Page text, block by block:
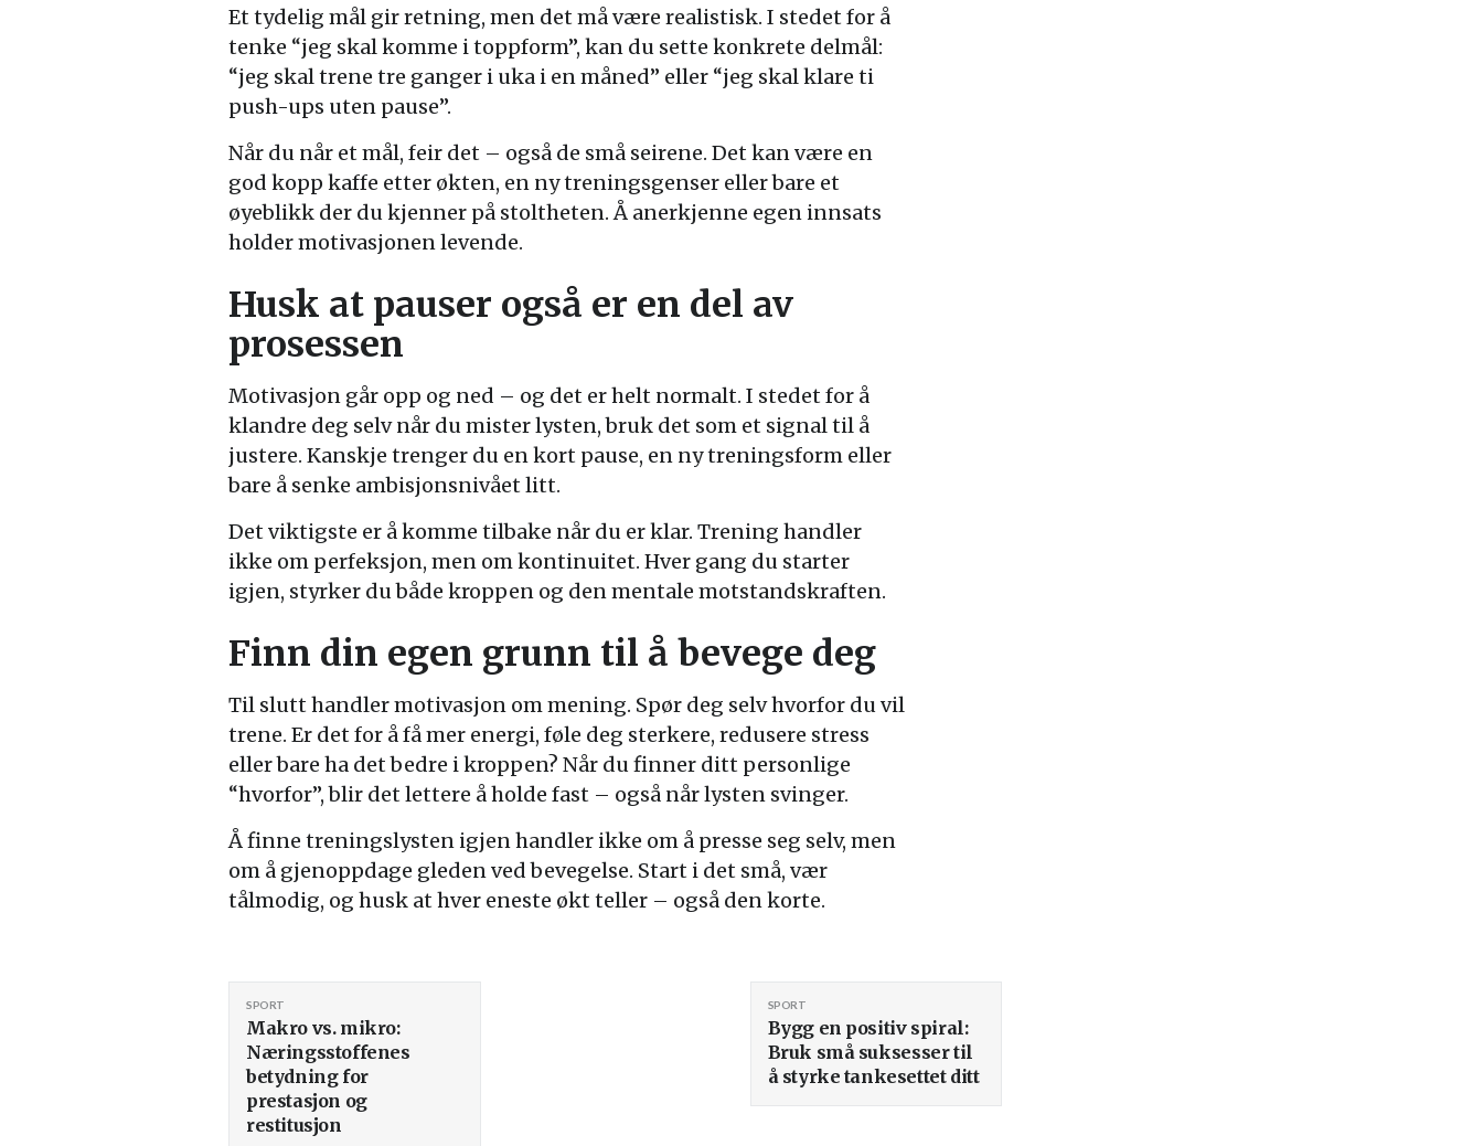
Et tydelig mål gir retning, men det må være realistisk. I stedet for å
tenke “jeg skal komme i toppform”, kan du sette konkrete delmål:
“jeg skal trene tre ganger i uka i en måned” eller “jeg skal klare ti
push-ups uten pause”.
Når du når et mål, feir det – også de små seirene. Det kan være en
god kopp kaffe etter økten, en ny treningsgenser eller bare et
øyeblikk der du kjenner på stoltheten. Å anerkjenne egen innsats
holder motivasjonen levende.
Husk at pauser også er en del av
prosessen
Motivasjon går opp og ned – og det er helt normalt. I stedet for å
klandre deg selv når du mister lysten, bruk det som et signal til å
justere. Kanskje trenger du en kort pause, en ny treningsform eller
bare å senke ambisjonsnivået litt.
Det viktigste er å komme tilbake når du er klar. Trening handler
ikke om perfeksjon, men om kontinuitet. Hver gang du starter
igjen, styrker du både kroppen og den mentale motstandskraften.
Finn din egen grunn til å bevege deg
Til slutt handler motivasjon om mening. Spør deg selv hvorfor du vil
trene. Er det for å få mer energi, føle deg sterkere, redusere stress
eller bare ha det bedre i kroppen? Når du finner ditt personlige
“hvorfor”, blir det lettere å holde fast – også når lysten svinger.
Å finne treningslysten igjen handler ikke om å presse seg selv, men
om å gjenoppdage gleden ved bevegelse. Start i det små, vær
tålmodig, og husk at hver eneste økt teller – også den korte.
Makro vs. mikro:
Næringsstoffenes
betydning for
prestasjon og
restitusjon
SPORT
Bygg en positiv spiral:
Bruk små suksesser til
å styrke tankesettet ditt
SPORT